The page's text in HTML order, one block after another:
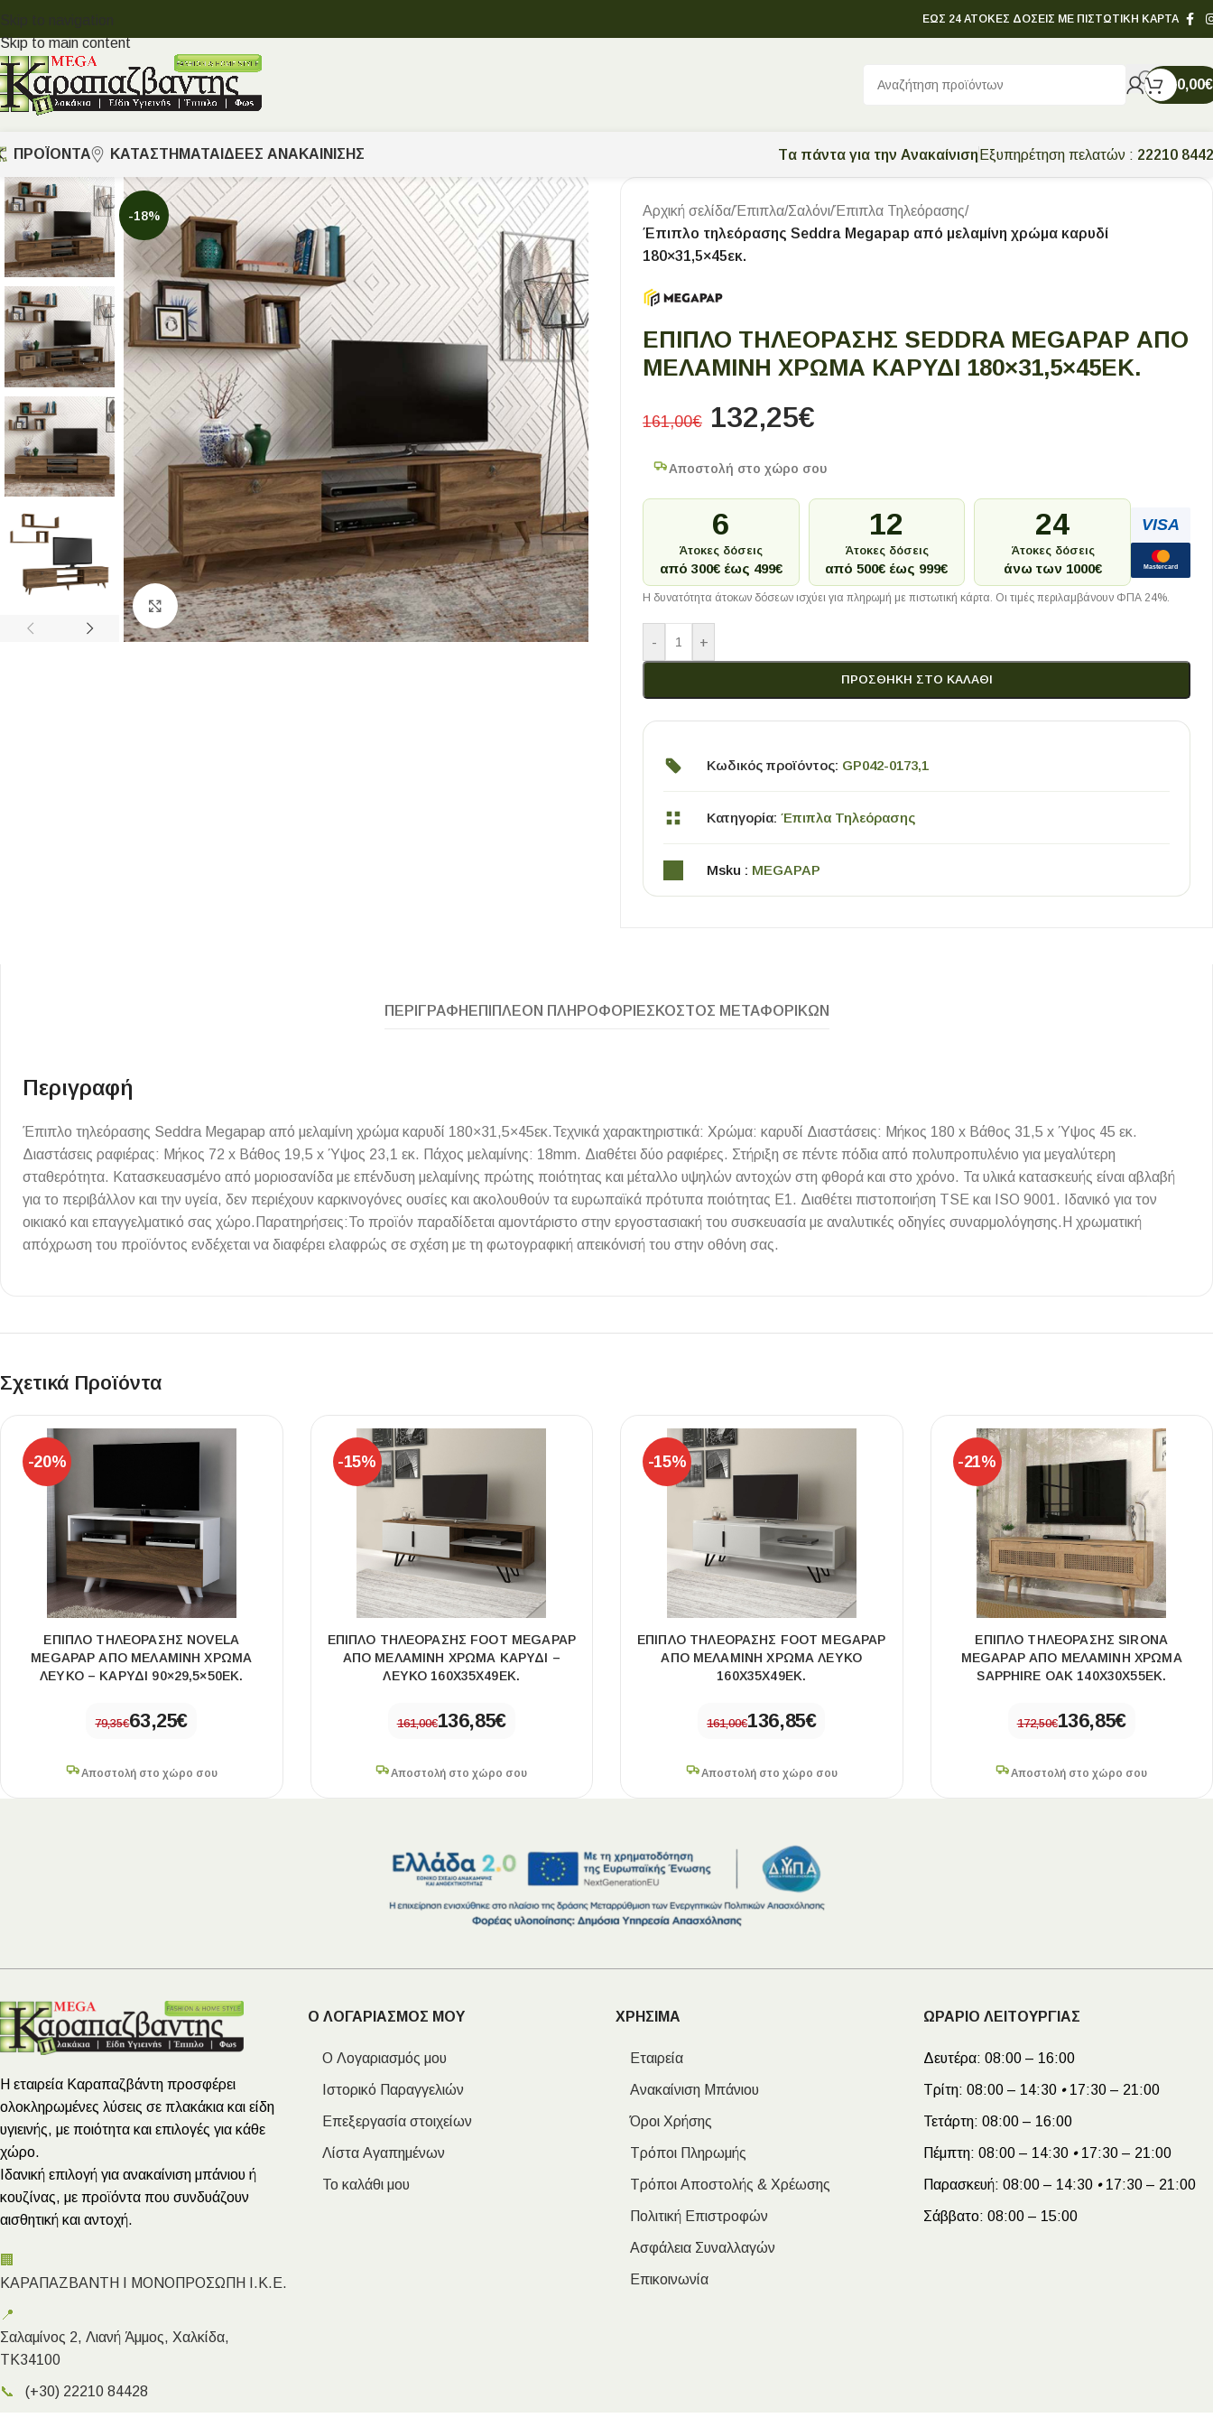
Skip to navigation
Skip to main content
ΕΩΣ 24 ΑΤΟΚΕΣ ΔΟΣΕΙΣ ΜΕ ΠΙΣΤΩΤΙΚΗ ΚΑΡΤΑ
0,00€
ΠΡΟΪΟΝΤΑ
Ντεκόρ - Μπάνιου
Τοίχου - Δαπέδου Μπάνιου
Πισίνας
Επένδυσης Τοίχου
Μάρμαρο
ΧΡΗΣΙΜΑ
ΚΑΤΑΣΤΗΜΑΤΑ ΙΔΈΕΣ ΑΝΑΚΑΊΝΙΣΗΣ Tα πάντα για την Ανακαίνιση Εξυπηρέτηση πελατών : 22210
-18%
Κλικ για μεγέθυνση
Αρχική σελίδα/Έπιπλα/Σαλόνι/Έπιπλα Τηλεόρασης/
Έπιπλο τηλεόρασης Seddra Megapap από μελαμίνη χρώμα καρυδί
180×31,5×45εκ.
ΈΠΙΠΛΟ ΤΗΛΕΌΡΑΣΗΣ SEDDRA MEGAPAP ΑΠΌ
ΜΕΛΑΜΊΝΗ ΧΡΏΜΑ ΚΑΡΥΔΊ 180×31,5×45ΕΚ.
161,00€ 132,25€
Αποστολή στο χώρο σου
6
Άτοκες δόσεις
από 300€ έως 499€
12
Άτοκες δόσεις
από 500€ έως 999€
24
Άτοκες δόσεις
άνω των 1000€
VISA
Mastercard
Η δυνατότητα άτοκων δόσεων ισχύει για πληρωμή με πιστωτική κάρτα. Οι τιμές περιλαμβάνουν ΦΠΑ 24%.
- +
ΠΡΟΣΘΉΚΗ ΣΤΟ ΚΑΛΆΘΙ
Κωδικός προϊόντος: GP042-0173,1
Κατηγορία: Έπιπλα Τηλεόρασης
Msku : MEGAPAP
ΠΕΡΙΓΡΑΦΉ ΕΠΙΠΛΈΟΝ ΠΛΗΡΟΦΟΡΊΕΣ ΚΌΣΤΟΣ ΜΕΤΑΦΟΡΙΚΏΝ
Περιγραφή
Έπιπλο τηλεόρασης Seddra Megapap από μελαμίνη χρώμα καρυδί 180×31,5×45εκ.Τεχνικά χαρακτηριστικά: Χρώμα: καρυδί Διαστάσεις: Μήκος 180 x Βάθος 31,5 x Ύψος 45 εκ.
Διαστάσεις ραφιέρας: Μήκος 72 x Βάθος 19,5 x Ύψος 23,1 εκ. Πάχος μελαμίνης: 18mm. Διαθέτει δύο ραφιέρες. Στήριξη σε πέντε πόδια από πολυπροπυλένιο για μεγαλύτερη
σταθερότητα. Κατασκευασμένο από μοριοσανίδα με επένδυση μελαμίνης πρώτης ποιότητας και μέταλλο υψηλών αντοχών στη φθορά και στο χρόνο. Τα υλικά κατασκευής είναι αβλαβή
για το περιβάλλον και την υγεία, δεν περιέχουν καρκινογόνες ουσίες και ακολουθούν τα ευρωπαϊκά πρότυπα ποιότητας Ε1. Διαθέτει πιστοποιήση TSE και ISO 9001. Ιδανικό για τον
οικιακό και επαγγελματικό σας χώρο.Παρατηρήσεις:Το προϊόν παραδίδεται αμοντάριστο στην εργοστασιακή του συσκευασία με αναλυτικές οδηγίες συναρμολόγησης.Η χρωματική
απόχρωση του προϊόντος ενδέχεται να διαφέρει ελαφρώς σε σχέση με τη φωτογραφική απεικόνισή του στην οθόνη σας.
Σχετικά Προϊόντα
-20%
ΈΠΙΠΛΟ ΤΗΛΕΌΡΑΣΗΣ NOVELA
MEGAPAP ΑΠΌ ΜΕΛΑΜΊΝΗ ΧΡΏΜΑ
ΛΕΥΚΌ – ΚΑΡΥΔΊ 90×29,5×50ΕΚ.
79,35€63,25€
Αποστολή στο χώρο σου
-15%
ΈΠΙΠΛΟ ΤΗΛΕΌΡΑΣΗΣ FOOT MEGAPAP
ΑΠΌ ΜΕΛΑΜΊΝΗ ΧΡΏΜΑ ΚΑΡΥΔΊ –
ΛΕΥΚΌ 160X35X49ΕΚ.
161,00€136,85€
Αποστολή στο χώρο σου
-15%
ΈΠΙΠΛΟ ΤΗΛΕΌΡΑΣΗΣ FOOT MEGAPAP
ΑΠΌ ΜΕΛΑΜΊΝΗ ΧΡΏΜΑ ΛΕΥΚΌ
160X35X49ΕΚ.
161,00€136,85€
Αποστολή στο χώρο σου
-21%
ΈΠΙΠΛΟ ΤΗΛΕΌΡΑΣΗΣ SIRONA
MEGAPAP ΑΠΌ ΜΕΛΑΜΊΝΗ ΧΡΏΜΑ
SAPPHIRE OAK 140X30X55ΕΚ.
172,50€136,85€
Αποστολή στο χώρο σου
Η εταιρεία Καραπαζβάντη προσφέρει
ολοκληρωμένες λύσεις σε πλακάκια και είδη
υγιεινής, με ποιότητα και επιλογές για κάθε
χώρο.
Ιδανική επιλογή για ανακαίνιση μπάνιου ή
κουζίνας, με προϊόντα που συνδυάζουν
αισθητική και αντοχή.
🏢
ΚΑΡΑΠΑΖΒΑΝΤΗ Ι ΜΟΝΟΠΡΟΣΩΠΗ Ι.Κ.Ε.
📍
Σαλαμίνος 2, Λιανή Άμμος, Χαλκίδα,
ΤΚ34100
📞 (+30) 22210 84428
Ο ΛΟΓΑΡΙΑΣΜΟΣ ΜΟΥ
Ο Λογαριασμός μου
Ιστορικό Παραγγελιών
Επεξεργασία στοιχείων
Λίστα Αγαπημένων
Το καλάθι μου
ΧΡΗΣΙΜΑ
Εταιρεία
Ανακαίνιση Μπάνιου
Όροι Χρήσης
Τρόποι Πληρωμής
Τρόποι Αποστολής & Χρέωσης
Πολιτική Επιστροφών
Ασφάλεια Συναλλαγών
Επικοινωνία
ΩΡΑΡΙΟ ΛΕΙΤΟΥΡΓΙΑΣ
Δευτέρα: 08:00 – 16:00
Τρίτη: 08:00 – 14:30 •17:30 – 21:00
Τετάρτη: 08:00 – 16:00
Πέμπτη: 08:00 – 14:30 •17:30 – 21:00
Παρασκευή: 08:00 – 14:30 •17:30 – 21:00
Σάββατο: 08:00 – 15:00